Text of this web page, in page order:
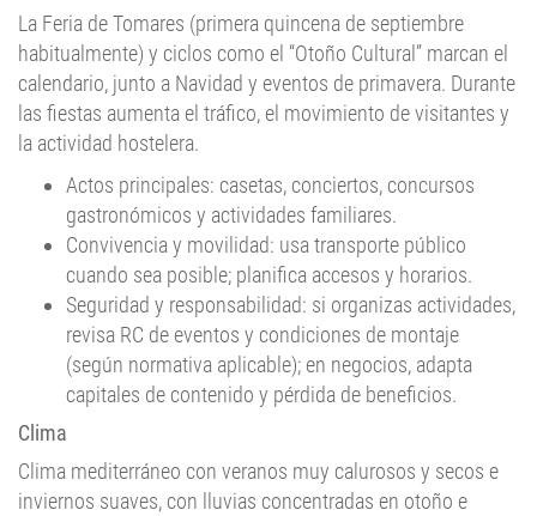
La Feria de Tomares (primera quincena de septiembre
habitualmente) y ciclos como el “Otoño Cultural” marcan el
calendario, junto a Navidad y eventos de primavera. Durante
las fiestas aumenta el tráfico, el movimiento de visitantes y
la actividad hostelera.
Actos principales: casetas, conciertos, concursos
gastronómicos y actividades familiares.
Convivencia y movilidad: usa transporte público
cuando sea posible; planifica accesos y horarios.
Seguridad y responsabilidad: si organizas actividades,
revisa RC de eventos y condiciones de montaje
(según normativa aplicable); en negocios, adapta
capitales de contenido y pérdida de beneficios.
Clima
Clima mediterráneo con veranos muy calurosos y secos e
inviernos suaves, con lluvias concentradas en otoño e